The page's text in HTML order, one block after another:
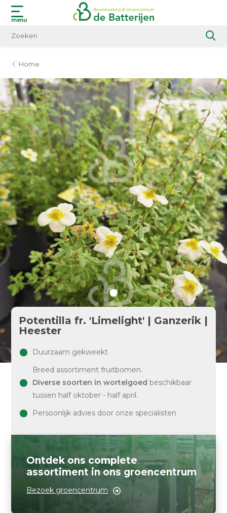
menu
Home
Potentilla fr. 'Limelight' | Ganzerik |
Heester
Duurzaam gekweekt
Breed assortiment fruitbomen.
Diverse soorten in wortelgoed beschikbaar
tussen half oktober - half april.
Persoonlijk advies door onze specialisten
Ontdek ons complete
assortiment in ons groencentrum
Bezoek groencentrum